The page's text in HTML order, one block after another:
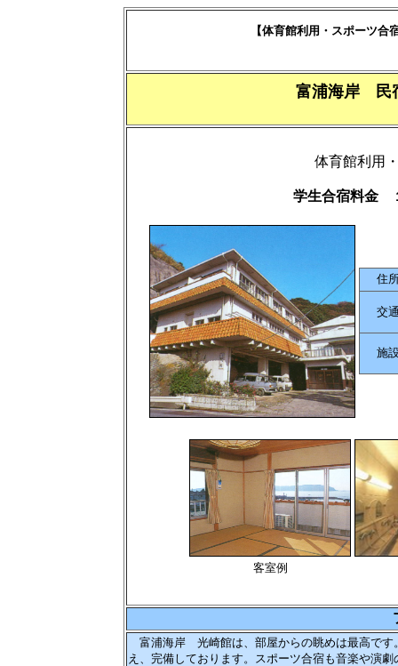
【体育館利用・スポーツ
富浦海岸 民
体育館利用
学生合宿料金
住
交
施
客室例
富浦海岸 光崎館は、部屋からの眺めは最高です
え、完備しております。スポーツ合宿も音楽や演